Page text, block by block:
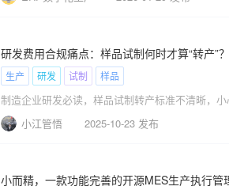
研发费用合规痛点：样品试制何时才算“转产”？
生产
研发 试制 样品
制造企业研发必读，样品试制转产标准不清晰，小
小江管悟
2025-10-23 发布
小而精，一款功能完善的开源MES生产执行管